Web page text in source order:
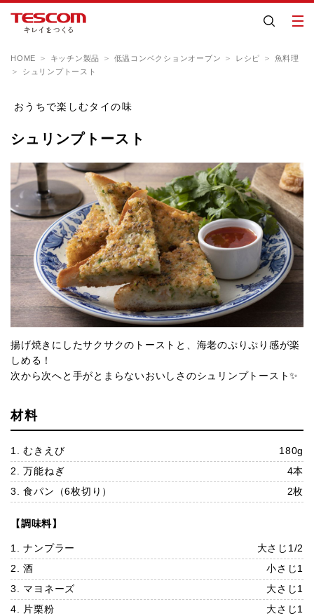
HOME キッチン製品 低温コンベクションオーブン レシピ
魚料理
シュリンプトースト
おうちで楽しむタイの味
シュリンプトースト
揚げ焼きにしたサクサクのトーストと、海老のぷりぷり感が楽
しめる！
次から次へと手がとまらないおいしさのシュリンプトースト✨
材料
1. むきえび
180g
2. 万能ねぎ
4本
3. 食パン（6枚切り）
2枚
【調味料】
1. ナンプラー
大さじ1/2
2. 酒
小さじ1
3. マヨネーズ
大さじ1
4. 片栗粉
大さじ1